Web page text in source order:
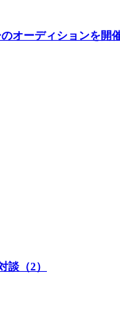
オーディションを開
談（2）